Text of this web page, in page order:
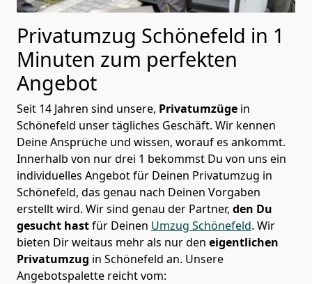
Privatumzug Schönefeld in 1
Minuten zum perfekten
Angebot
Seit 14 Jahren sind unsere, Privatumzüge in
Schönefeld unser tägliches Geschäft. Wir kennen
Deine Ansprüche und wissen, worauf es ankommt.
Innerhalb von nur drei 1 bekommst Du von uns ein
individuelles Angebot für Deinen Privatumzug in
Schönefeld, das genau nach Deinen Vorgaben
erstellt wird. Wir sind genau der Partner, den Du
gesucht hastfür Deinen Umzug Schönefeld. Wir
bieten Dir weitaus mehr als nur den eigentlichen
Privatumzug in Schönefeld an. Unsere
Angebotspalette reicht vom: